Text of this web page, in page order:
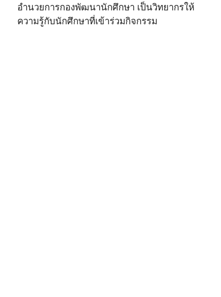
อำนวยการกองพัฒนานักศึกษา เป็นวิทยากรให้
ความรู้กับนักศึกษาที่เข้าร่วมกิจกรรม